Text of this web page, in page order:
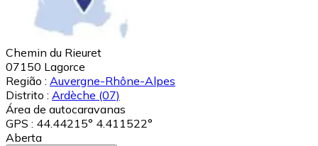
Chemin du Rieuret
07150 Lagorce
Região : Auvergne-Rhône-Alpes
Distrito : Ardèche (07)
Área de autocaravanas
GPS : 44.44215° 4.411522°
Aberta